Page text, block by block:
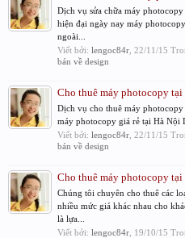
Dịch vụ sửa chữa máy
hiện đại ngày nay máy
ngoài...
Viết bởi: lengoc84r 22/11/15
bán về design
Cho thuê máy photocopy
Dịch vụ cho thuê máy
máy photocopy giá rẻ tại Hà Nội
Viết bởi: lengoc84r 22/11/15
bán về design
Cho thuê máy photocopy
Chúng tôi chuyên cho thuê các
nhiều mức giá khác nhau cho
là lựa...
Viết bởi: lengoc84r 19/10/15